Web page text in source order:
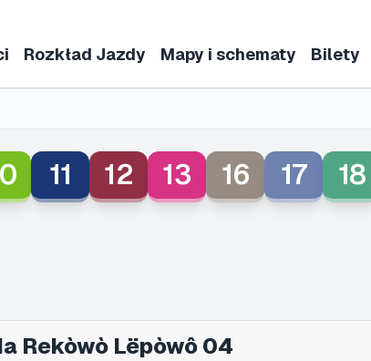
Rozkład Jazdy Mapy i schematy Bilety
11 12 13 16 17 18
Rekòwò Lëpòwô 04